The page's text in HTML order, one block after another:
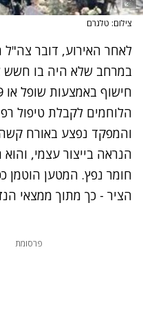
צילום: טלגרם
לאחר האירוע, דובר
במרחב שלא היה בו חשש
הלוחמים לקבלת טיפול
והמפקד נפצע באורח
הנראה בייצור עצמי,
חומר נפץ. ⁠המטען הוטמן
הציר - כך מתוך ממצאי
פרסומת